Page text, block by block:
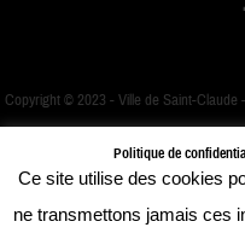
Copyright © 2023 - Ville de Saint-Claude
Politique de
Ce site utilise des cookies
ne transmettons jamais ces